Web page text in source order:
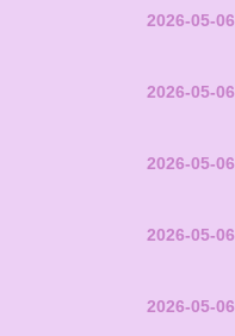
2026-05-06
2026-05-06
2026-05-06
2026-05-06
2026-05-06